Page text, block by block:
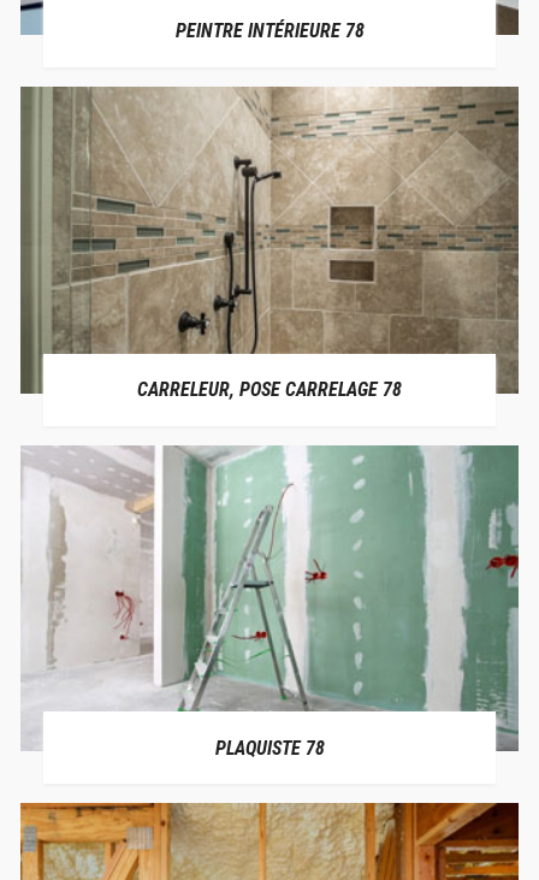
PEINTRE INTÉRIEURE 78
CARRELEUR, POSE CARRELAGE 78
PLAQUISTE 78